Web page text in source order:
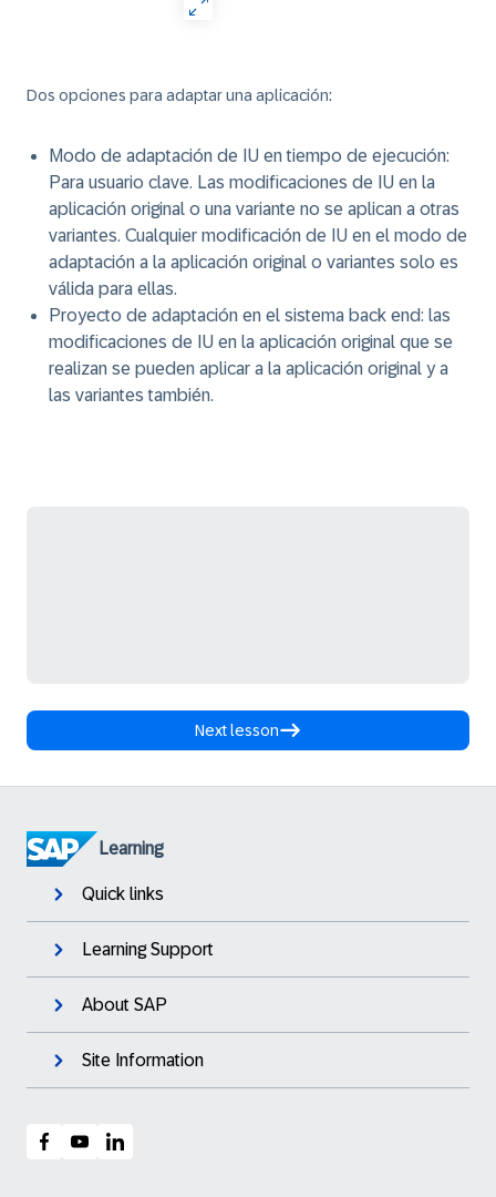
Dos opciones para adaptar una aplicación:
Modo de adaptación de IU en tiempo de ejecución:
Para usuario clave. Las modificaciones de IU en la
aplicación original o una variante no se aplican a otras
variantes. Cualquier modificación de IU en el modo de
adaptación a la aplicación original o variantes solo es
válida para ellas.
Proyecto de adaptación en el sistema back end: las
modificaciones de IU en la aplicación original que se
realizan se pueden aplicar a la aplicación original y a
las variantes también.
Next lesson
Learning
Quick links
Learning Support
About SAP
Site Information